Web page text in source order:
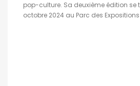
pop-culture. Sa deuxième édition se
octobre 2024 au Parc des